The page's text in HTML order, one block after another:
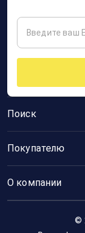
Поиск
Покупателю
О компании
©